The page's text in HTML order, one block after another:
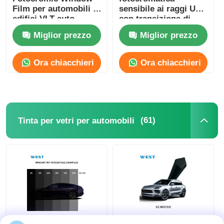
Film per automobili e
edifici VLT auto-
regolabile
commutabile
Miglior prezzo
Ora chiacchieri
sensibile ai raggi UV
con transizione di
colore, commutabile
tra trasparente e
oscurata
Miglior prezzo
Ora chiacchieri
Tinta per vetri per automobili (61)
2Ply Nano Carbon